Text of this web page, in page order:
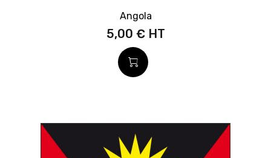
Angola
5,00 €